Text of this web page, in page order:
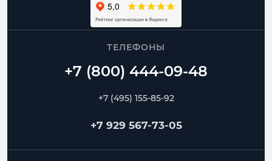
ТЕЛЕФОНЫ
+7 (495) 155-85-92
+7 929 567-73-05